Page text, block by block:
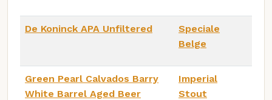
De Koninck APA Unfiltered
Speciale
Belge
Green Pearl Calvados Barry
White Barrel Aged Beer
Imperial
Stout